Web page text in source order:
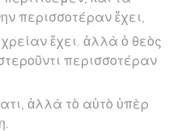
περισσοτέραν ἔχει,
ἔχει. ἀλλὰ ὁ θεὸς
περισσοτέραν
ἀλλὰ τὸ αὐτὸ ὑπὲρ